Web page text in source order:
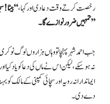
رخصت کرتے وقت دعا دی اور کہا،“بیٹا!
تمہیں ضرور نوازے گا۔”
جب احمد شہر پہنچا تو وہاں ہزاروں لوگ
نہ ہو سکے، لیکن اس نے ماں کی دعا کو یاد کیا
ایماندارانہ رویہ اور سچائی کمپنی کے مالک
دے دی۔